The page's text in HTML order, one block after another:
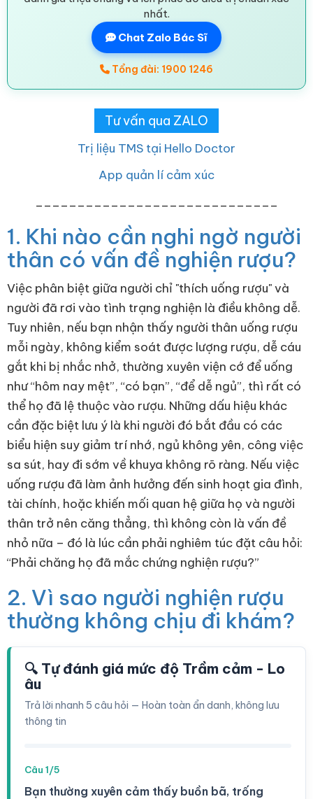
nhất.
Chat Zalo Bác Sĩ
Tổng đài: 1900 1246
Tư vấn qua ZALO
Trị liệu TMS tại Hello Doctor
App quản lí cảm xúc
1. Khi nào cần nghi ngờ người
thân có vấn đề nghiện rượu?
Việc phân biệt giữa người chỉ "thích uống rượu" và
người đã rơi vào tình trạng nghiện là điều không dễ.
Tuy nhiên, nếu bạn nhận thấy người thân uống rượu
mỗi ngày, không kiểm soát được lượng rượu, dễ cáu
gắt khi bị nhắc nhở, thường xuyên viện cớ để uống
như “hôm nay mệt”, “có bạn”, “để dễ ngủ”, thì rất có
thể họ đã lệ thuộc vào rượu. Những dấu hiệu khác
cần đặc biệt lưu ý là khi người đó bắt đầu có các
biểu hiện suy giảm trí nhớ, ngủ không yên, công việc
sa sút, hay đi sớm về khuya không rõ ràng. Nếu việc
uống rượu đã làm ảnh hưởng đến sinh hoạt gia đình,
tài chính, hoặc khiến mối quan hệ giữa họ và người
thân trở nên căng thẳng, thì không còn là vấn đề
nhỏ nữa – đó là lúc cần phải nghiêm túc đặt câu hỏi:
“Phải chăng họ đã mắc chứng nghiện rượu?”
2. Vì sao người nghiện rượu
thường không chịu đi khám?
🔍 Tự đánh giá mức độ Trầm cảm - Lo
âu
Trả lời nhanh 5 câu hỏi — Hoàn toàn ẩn danh, không lưu
thông tin
Câu 1/5
Bạn thường xuyên cảm thấy buồn bã, trống